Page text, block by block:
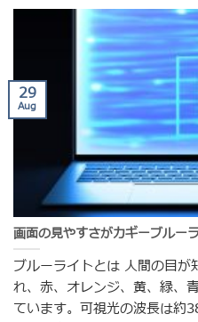
画面の見やすさがカギーブルー
ブルーライトとは 人間の目
れ、赤、オレンジ、黄、緑、
ています。可視光の波長は
29
Aug